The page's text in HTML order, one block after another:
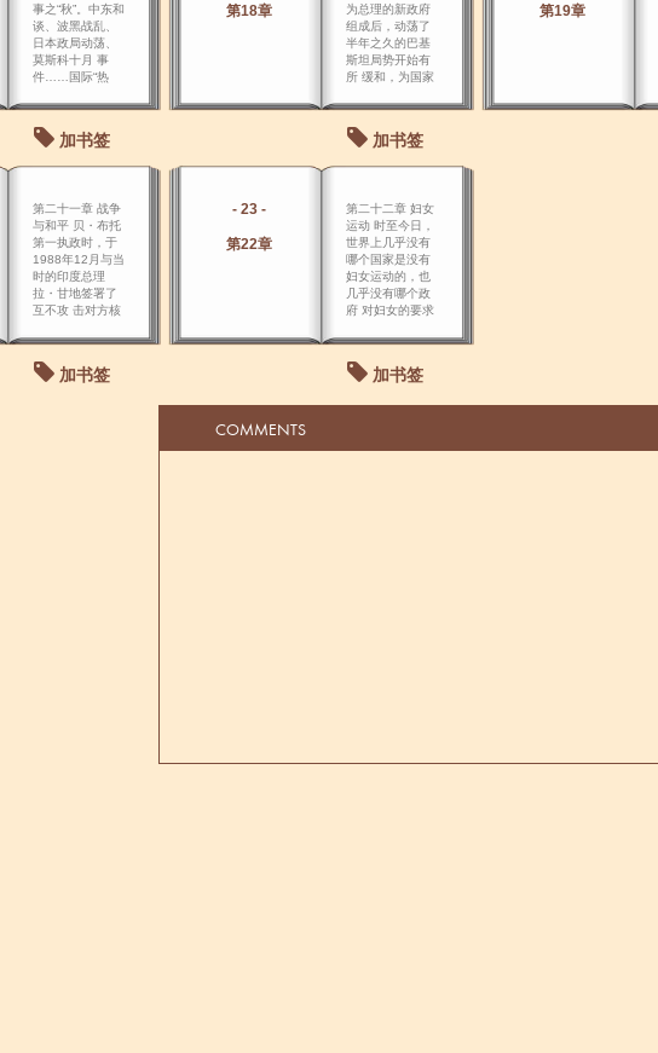
事之“秋”。中东和
谈、波黑战乱、
日本政局动荡、
莫斯科十月 事
件……国际“热
不断转移，头绪
繁多，令人应接
不暇。加书签
第18章
为总理的新政府
组成后，动荡了
半年之久的巴基
斯坦局势开始有
所 缓和，为国家
的巴基斯坦人终
于松了口气。
加书签
第19章
第二十一章 战争
与和平 贝・布托
第一执政时，于
1988年12月与当
时的印度总理
拉・甘地签署了
互不攻 击对方核
是自1972年佐・
阿与英・甘地总
理签署《西姆拉
加书签
- 23 -
第22章
第二十二章 妇女
运动 时至今日，
世界上几乎没有
哪个国家是没有
妇女运动的，也
几乎没有哪个政
府 对妇女的要求
加书签
COMMENTS